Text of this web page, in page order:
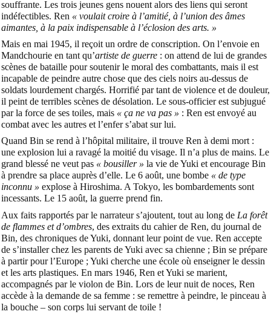
souffrante. Les trois jeunes gens nouent alors des liens qui seront
indéfectibles. Ren « voulait croire à l’amitié, à l’union des âmes
aimantes, à la paix indispensable à l’éclosion des arts. »
Mais en mai 1945, il reçoit un ordre de conscription. On l’envoie en
Mandchourie en tant qu’artiste de guerre : on attend de lui de grandes
scènes de bataille pour soutenir le moral des combattants, mais il est
incapable de peindre autre chose que des ciels noirs au-dessus de
soldats lourdement chargés. Horrifié par tant de violence et de douleur,
il peint de terribles scènes de désolation. Le sous-officier est subjugué
par la force de ses toiles, mais « ça ne va pas » : Ren est envoyé au
combat avec les autres et l’enfer s’abat sur lui.
Quand Bin se rend à l’hôpital militaire, il trouve Ren à demi mort :
une explosion lui a ravagé la moitié du visage. Il n’a plus de mains. Le
grand blessé ne veut pas « bousiller » la vie de Yuki et encourage Bin
à prendre sa place auprès d’elle. Le 6 août, une bombe « de type
inconnu » explose à Hiroshima. A Tokyo, les bombardements sont
incessants. Le 15 août, la guerre prend fin.
Aux faits rapportés par le narrateur s’ajoutent, tout au long de La forêt
de flammes et d’ombres, des extraits du cahier de Ren, du journal de
Bin, des chroniques de Yuki, donnant leur point de vue. Ren accepte
de s’installer chez les parents de Yuki avec sa chienne ; Bin se prépare
à partir pour l’Europe ; Yuki cherche une école où enseigner le dessin
et les arts plastiques. En mars 1946, Ren et Yuki se marient,
accompagnés par le violon de Bin. Lors de leur nuit de noces, Ren
accède à la demande de sa femme : se remettre à peindre, le pinceau à
la bouche – son corps lui servant de toile !